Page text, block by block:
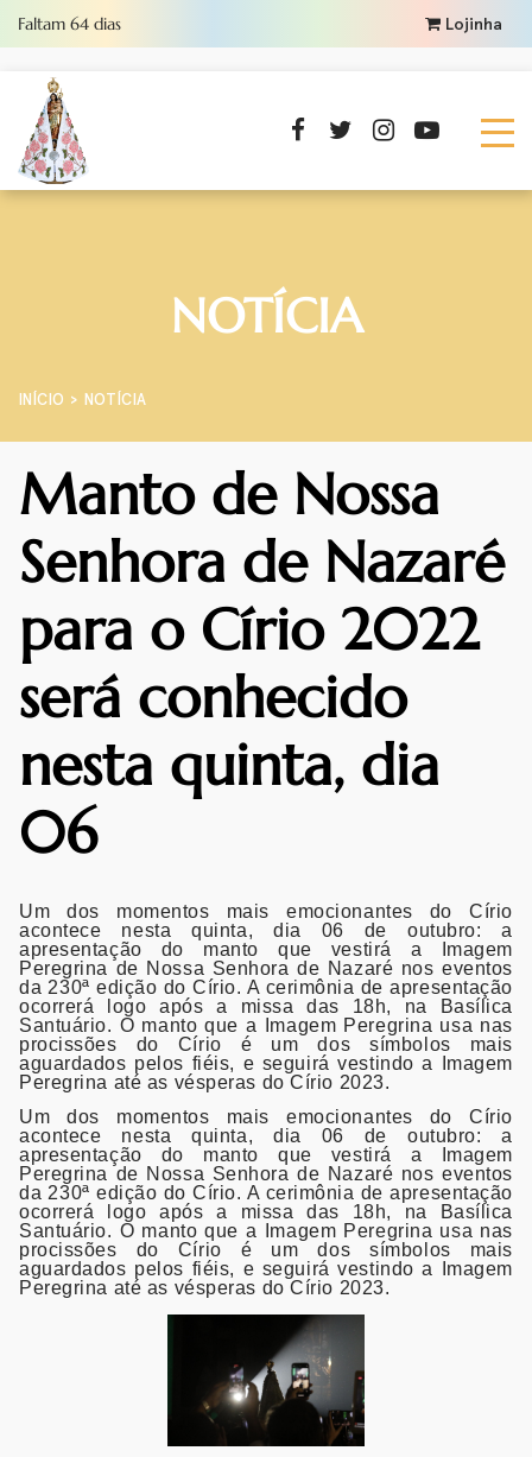
Faltam 64 dias Lojinha
NOTÍCIA
INÍCIO NOTÍCIA
Manto de Nossa
Senhora de Nazaré
para o Círio 2022
será conhecido
nesta quinta, dia
06
Um dos momentos mais emocionantes do Círio
acontece nesta quinta, dia 06 de outubro: a
apresentação do manto que vestirá a Imagem
Peregrina de Nossa Senhora de Nazaré nos eventos
da 230ª edição do Círio. A cerimônia de apresentação
ocorrerá logo após a missa das 18h, na Basílica
Santuário. O manto que a Imagem Peregrina usa nas
procissões do Círio é um dos símbolos mais
aguardados pelos fiéis, e seguirá vestindo a Imagem
Peregrina até as vésperas do Círio 2023.
Um dos momentos mais emocionantes do Círio
acontece nesta quinta, dia 06 de outubro: a
apresentação do manto que vestirá a Imagem
Peregrina de Nossa Senhora de Nazaré nos eventos
da 230ª edição do Círio. A cerimônia de apresentação
ocorrerá logo após a missa das 18h, na Basílica
Santuário. O manto que a Imagem Peregrina usa nas
procissões do Círio é um dos símbolos mais
aguardados pelos fiéis, e seguirá vestindo a Imagem
Peregrina até as vésperas do Círio 2023.